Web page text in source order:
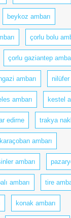
beykoz ambarı
çorlu bolu
çorlu gaziantep
ambarı nilüfer
ambarı kestel
edirne trakya
karaçoban ambarı
ambarı
ambarı tire
konak ambarı